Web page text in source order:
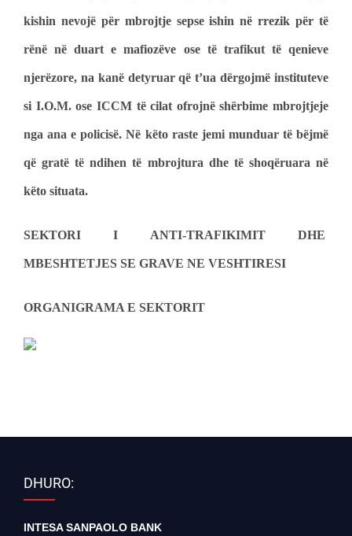
kishin nevojë për mbrojtje sepse ishin në rrezik për të
rënë në duart e mafiozëve ose të trafikut të qenieve
njerëzore, na kanë detyruar që t’ua dërgojmë instituteve
si I.O.M. ose ICCM të cilat ofrojnë shërbime mbrojtjeje
nga ana e policisë. Në këto raste jemi munduar të bëjmë
që gratë të ndihen të mbrojtura dhe të shoqëruara në
këto situata.
SEKTORI I ANTI-TRAFIKIMIT DHE
MBESHTETJES SE GRAVE NE VESHTIRESI
ORGANIGRAMA E SEKTORIT
DHURO:
INTESA SANPAOLO BANK